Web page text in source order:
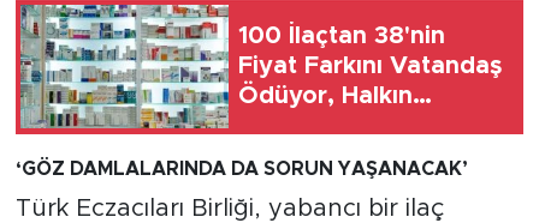
100 İlaçtan 38'nin
Fiyat Farkını Vatandaş
Ödüyor, Halkın
Çıkacak
‘GÖZ DAMLALARINDA DA SORUN YAŞANACAK’
Türk Eczacıları Birliği, yabancı bir ilaç
SOSYAL MEDYA